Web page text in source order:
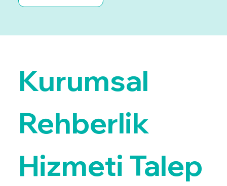
Kurumsal
Rehberlik
Hizmeti Talep